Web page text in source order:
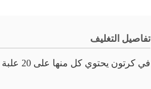
تفاصيل التغليف
في كرتون يحتوي كل منها على 20 علبة